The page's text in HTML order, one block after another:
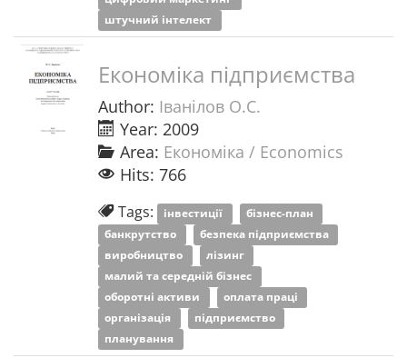
штучний інтелект
Економіка підприємства
Author: Іванілов О.С.
Year: 2009
Area: Економіка / Economics
Hits: 766
Tags: інвестиції
бізнес-план
банкрутство
безпека підприємства
виробництво
лізинг
малий та середній бізнес
оборотні активи
оплата праці
організація
підприємство
планування